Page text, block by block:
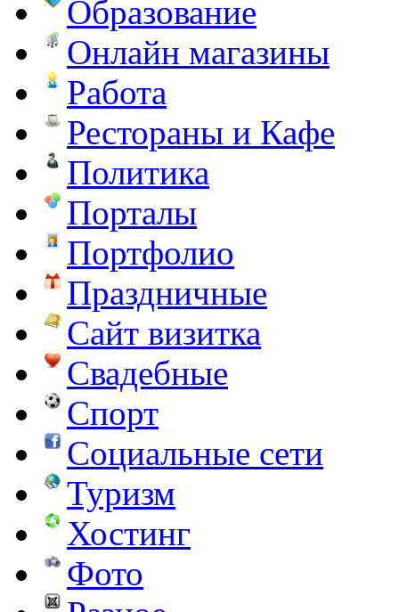
Образование
Онлайн магазины
Работа
Рестораны и Кафе
Политика
Порталы
Портфолио
Праздничные
Сайт визитка
Свадебные
Спорт
Социальные сети
Туризм
Хостинг
Фото